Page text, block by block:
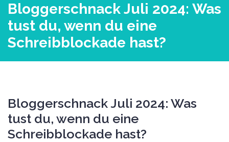
Bloggerschnack Juli 2024: Was
tust du, wenn du eine
Schreibblockade hast?
Bloggerschnack Juli 2024: Was
tust du, wenn du eine
Schreibblockade hast?